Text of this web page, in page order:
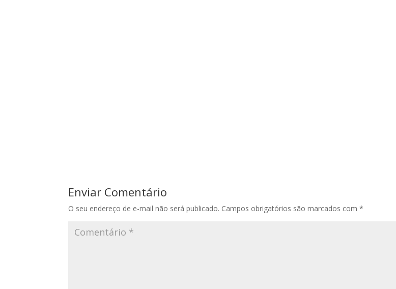
Enviar Comentário
O seu endereço de e-mail não será publicado. Campos obrigatórios são marcados com*